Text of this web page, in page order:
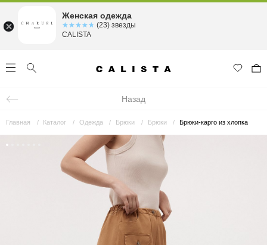
Назад
Главная Каталог Одежда Брюки Брюки Брюки-карго из хлопка
Женская одежда
☆☆☆☆☆
★★★★★ (23) звезды
CALISTA